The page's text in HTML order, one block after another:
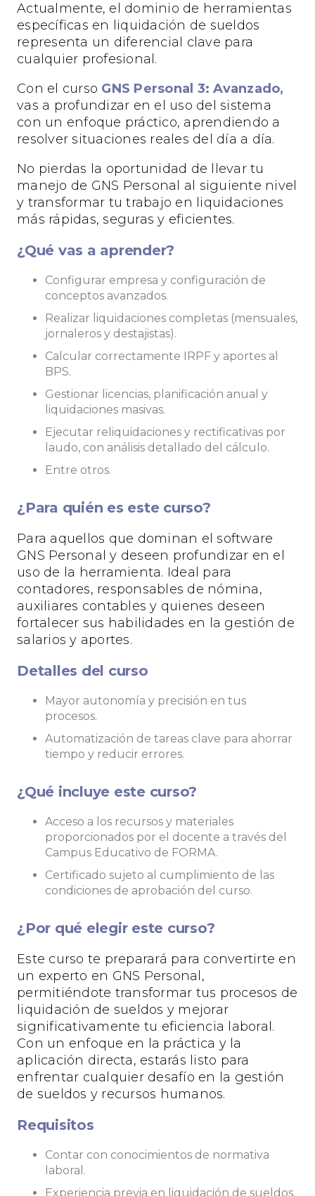
Actualmente, el dominio de herramientas
específicas en liquidación de sueldos
representa un diferencial clave para
cualquier profesional.
Con el curso GNS Personal 3: Avanzado,
vas a profundizar en el uso del sistema
con un enfoque práctico, aprendiendo a
resolver situaciones reales del día a día.
No pierdas la oportunidad de llevar tu
manejo de GNS Personal al siguiente nivel
y transformar tu trabajo en liquidaciones
más rápidas, seguras y eficientes.
¿Qué vas a aprender?
Configurar empresa y configuración de
conceptos avanzados.
Realizar liquidaciones completas (mensuales,
jornaleros y destajistas).
Calcular correctamente IRPF y aportes al
BPS.
Gestionar licencias, planificación anual y
liquidaciones masivas.
Ejecutar reliquidaciones y rectificativas por
laudo, con análisis detallado del cálculo.
Entre otros.
¿Para quién es este curso?
Para aquellos que dominan el software
GNS Personal y deseen profundizar en el
uso de la herramienta. Ideal para
contadores, responsables de nómina,
auxiliares contables y quienes deseen
fortalecer sus habilidades en la gestión de
salarios y aportes.
Detalles del curso
Mayor autonomía y precisión en tus
procesos.
Automatización de tareas clave para ahorrar
tiempo y reducir errores.
¿Qué incluye este curso?
Acceso a los recursos y materiales
proporcionados por el docente a través del
Campus Educativo de FORMA.
Certificado sujeto al cumplimiento de las
condiciones de aprobación del curso.
¿Por qué elegir este curso?
Este curso te preparará para convertirte en
un experto en GNS Personal,
permitiéndote transformar tus procesos de
liquidación de sueldos y mejorar
significativamente tu eficiencia laboral.
Con un enfoque en la práctica y la
aplicación directa, estarás listo para
enfrentar cualquier desafío en la gestión
de sueldos y recursos humanos.
Requisitos
Contar con conocimientos de normativa
laboral.
Experiencia previa en liquidación de sueldos.